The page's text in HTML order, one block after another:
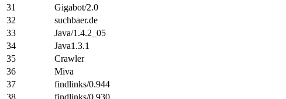
31
Gigabot/2.0
32
suchbaer.de
33
Java/1.4.2_05
34
Java1.3.1
35
Crawler
36
Miva
37
findlinks/0.944
38
findlinks/0.930